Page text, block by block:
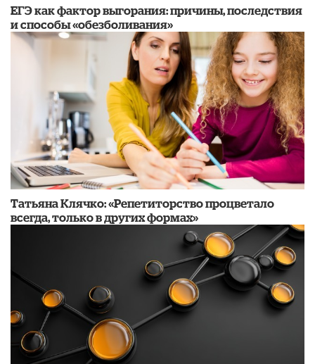
​ЕГЭ как фактор выгорания: причины, последствия
и способы «обезболивания»
​Татьяна Клячко: «Репетиторство процветало
всегда, только в других формах»